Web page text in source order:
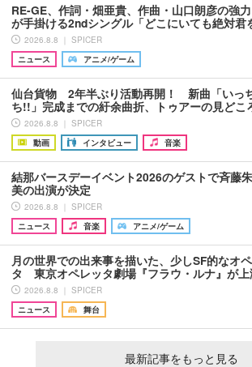
RE-GE、作詞・畑亜貴、作曲・山口朗彦の強
が手掛ける2ndシングル「どこにいても絶対
2026.8.8 ｜ SPICER
ニュース
アニメ/ゲーム
仙台貨物 2年半ぶり活動再開！ 新曲「いっ
ち!!」完成までの紆余曲折、トゥアーの見ど
2026.8.8 ｜ SPICER
動画
インタビュー 音楽
結那バースデーイベント2026のゲストで斉藤
美の出演が決定
2026.8.8 ｜ SPICER
ニュース
音楽 アニメ/ゲーム
月の世界での出来事を描いた、少しSF的なオ
タ 東京オペレッタ劇場『フラウ・ルナ』が上
2026.8.8 ｜ SPICER
ニュース
舞台
最新記事をもっと見る